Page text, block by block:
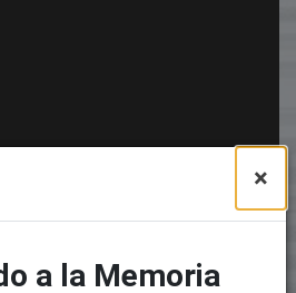
×
a la Memoria